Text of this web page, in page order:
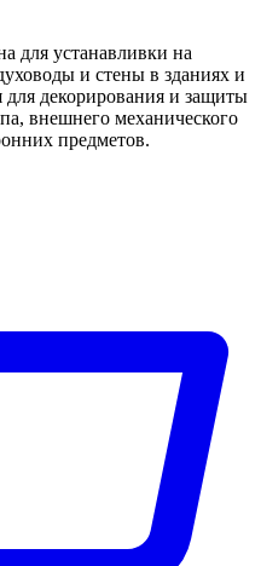
для устанавливки на
и стены в зданиях и
декорирования и защиты
внешнего механического
предметов.